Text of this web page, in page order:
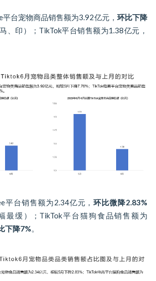
平台宠物商品销售额为3.92亿元， 环比下降
、印）；TikTok平台销售额为1.38亿元，
平台销售额为2.34亿元，环比微降2.83%
最缓）；TikTok平台猫狗食品销售额为
下降7%